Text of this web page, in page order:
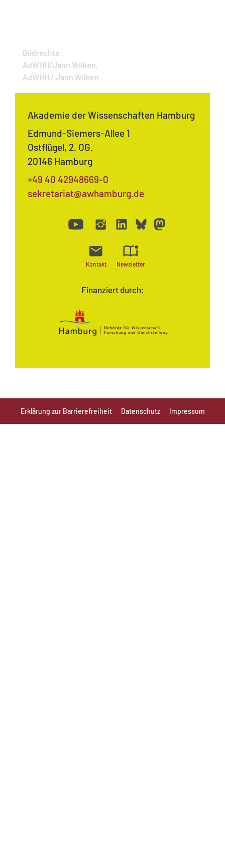
Bildrechte:
AdWHH/Jann Wilken,
AdWHH / Jann Wilken
Finanziert durch:
Akademie der Wissenschaften Hamburg
Edmund-Siemers-Allee 1
Ostflügel, 2. OG.
20146 Hamburg
+49 40 42948669-0
sekretariat@awhamburg.de
Kontakt Newsletter
Erklärung zur Barrierefreiheit Datenschutz Impressum